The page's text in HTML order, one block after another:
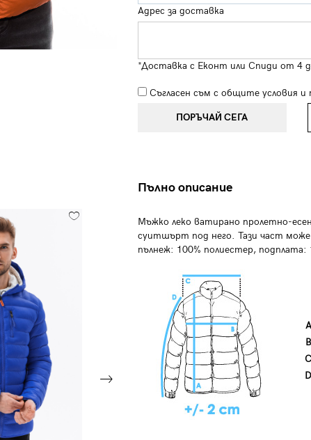
Адрес за доставка
*Доставка с Еконт или Спиди от 4
Съгласен съм с общите условия и
ПОРЪЧАЙ СЕГА
Пълно описание
Мъжко леко ватирано пролетно-
суитшърт под него. Тази част може
пълнеж: 100% полиестер, подплата:
A
B
C
D